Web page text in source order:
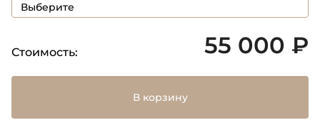
Выберите
Стоимость: 55 000 ₽
В корзину